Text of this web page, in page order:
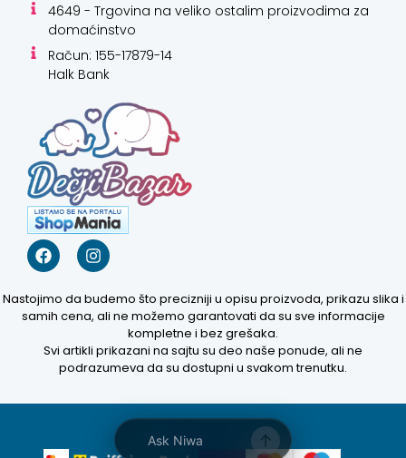
4649 - Trgovina na veliko ostalim proizvodima za
domaćinstvo
Račun: 155-17879-14
Halk Bank
Nastojimo da budemo što precizniji u opisu proizvoda, prikazu slika i
samih cena, ali ne možemo garantovati da su sve informacije
kompletne i bez grešaka.
Svi artikli prikazani na sajtu su deo naše ponude, ali ne
podrazumeva da su dostupni u svakom trenutku.
Zdravo! Ja sam Niwa Ai
Asistent. Pitajte me šta god o
mogu da pomognem.
2:21 PM
Prikaži najprodavanije
Ask Niwa